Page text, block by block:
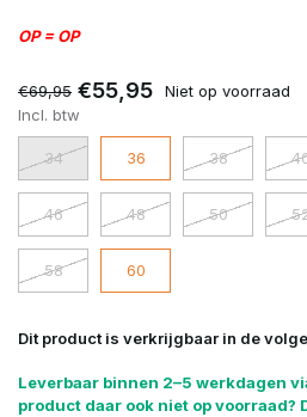
OP = OP
€69,95 €55,95
Niet op voorraad
Incl. btw
34 36 38
46 48 50
58 60
Dit product is verkrijgbaar in de
Leverbaar binnen 2–5 werkdagen
product daar ook niet op voorraad?